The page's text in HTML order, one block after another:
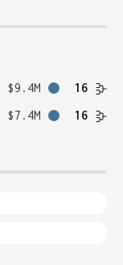
$9.4M
16
$7.4M 16